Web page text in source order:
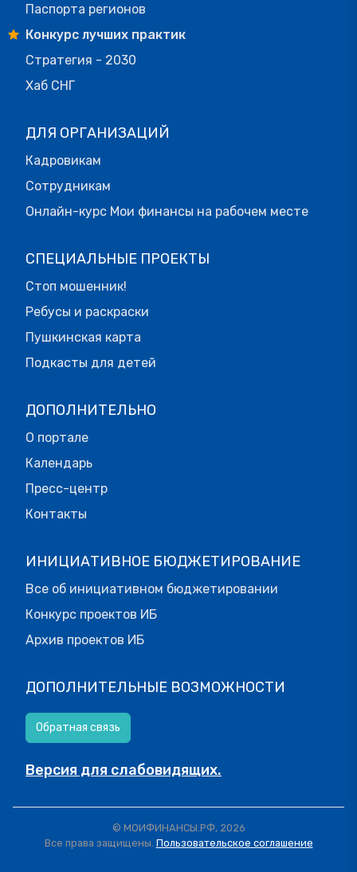
Паспорта регионов
Конкурс лучших практик
Стратегия - 2030
Хаб СНГ
ДЛЯ ОРГАНИЗАЦИЙ
Кадровикам
Сотрудникам
Онлайн-курс Мои финансы на рабочем месте
СПЕЦИАЛЬНЫЕ ПРОЕКТЫ
Стоп мошенник!
Ребусы и раскраски
Пушкинская карта
Подкасты для детей
ДОПОЛНИТЕЛЬНО
О портале
Календарь
Пресс-центр
Контакты
ИНИЦИАТИВНОЕ БЮДЖЕТИРОВАНИЕ
Все об инициативном бюджетировании
Конкурс проектов ИБ
Архив проектов ИБ
ДОПОЛНИТЕЛЬНЫЕ ВОЗМОЖНОСТИ
Обратная связь
Версия для слабовидящих.
© МОИФИНАНСЫ.РФ, 2026
Все права защищены. Пользовательское соглашение